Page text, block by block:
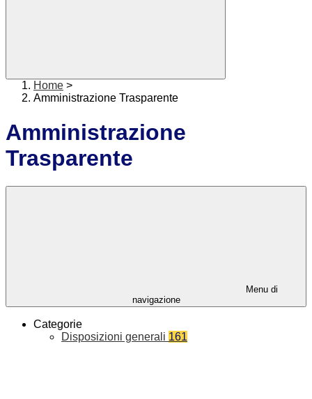
Home >
Amministrazione Trasparente
Amministrazione
Trasparente
Menu di
navigazione
Categorie
Disposizioni generali 161